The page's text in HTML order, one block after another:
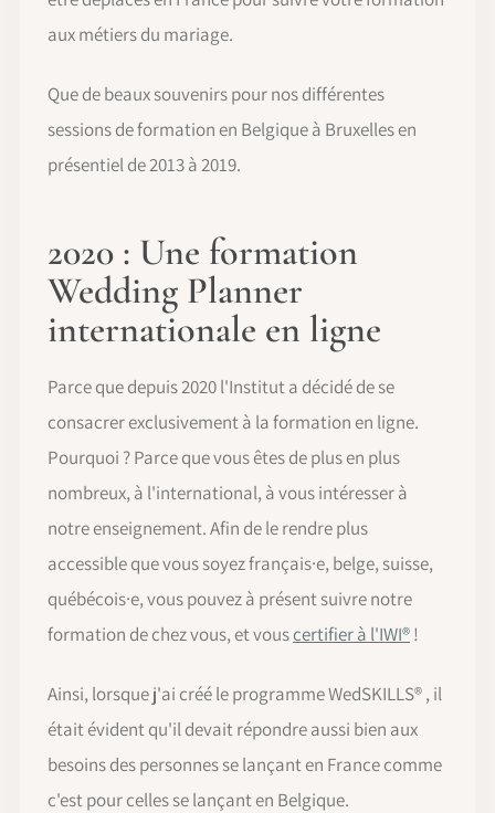
aux métiers du mariage.
Que de beaux souvenirs pour nos différentes
sessions de formation en Belgique à Bruxelles en
présentiel de 2013 à 2019.
2020 : Une formation
Wedding Planner
internationale en ligne
Parce que depuis 2020 l'Institut a décidé de se
consacrer exclusivement à la formation en ligne.
Pourquoi ? Parce que vous êtes de plus en plus
nombreux, à l'international, à vous intéresser à
notre enseignement. Afin de le rendre plus
accessible que vous soyez français·e, belge, suisse,
québécois·e, vous pouvez à présent suivre notre
formation de chez vous, et vouscertifier à l'IWI®!
Ainsi, lorsque j'ai créé le programme WedSKILLS® , il
était évident qu'il devait répondre aussi bien aux
besoins des personnes se lançant en France comme
c'est pour celles se lançant en Belgique.